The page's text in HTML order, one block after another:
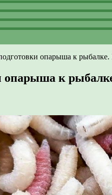
опарыша к рыбалке.
опарыша к